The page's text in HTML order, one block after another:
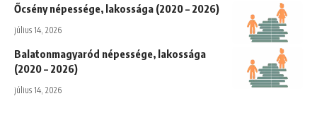
Őcsény népessége, lakossága (2020 – 2026)
július 14, 2026
Balatonmagyaród népessége, lakossága
(2020 – 2026)
július 14, 2026